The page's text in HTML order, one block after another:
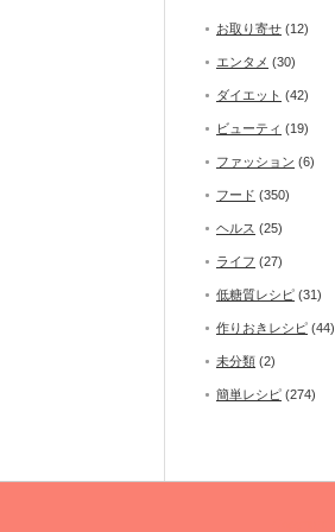
お取り寄せ (12)
エンタメ (30)
ダイエット (42)
ビューティ (19)
ファッション (6)
フード (350)
ヘルス (25)
ライフ (27)
低糖質レシピ (31)
作りおきレシピ (44)
未分類 (2)
簡単レシピ (274)